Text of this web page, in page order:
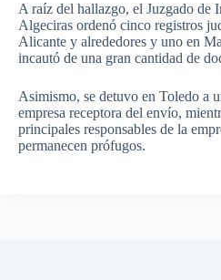
A raíz del hallazgo, el Juzgado de
Algeciras ordenó cinco registros
Alicante y alrededores y uno en
incautó de una gran cantidad de
Asimismo, se detuvo en Toledo a
empresa receptora del envío,
principales responsables de la
permanecen prófugos.